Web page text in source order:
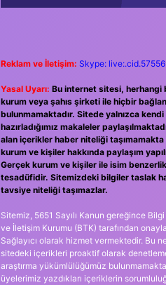
Reklam ve İletişim: Skype:
Yasal Uyarı: Bu internet sitesi, herhangi
kurum veya şahıs şirketi ile hiçbir
bulunmamaktadır. Sitede yalnızca kendi
hazırladığımız makaleler
alan içerikler haber niteliği
kurum ve kişiler hakkında paylaşım
Gerçek kurum ve kişiler ile isim
tesadüfidir. Sitemizdeki bilgiler taslak
tavsiye niteliği taşımazlar.
Sitemiz, 5651 Sayılı Kanun gereğince
ve İletişim Kurumu (BTK) tarafından
Sağlayıcı olarak hizmet vermektedir. Bu
sitedeki içerikleri proaktif olarak
araştırma yükümlülüğümüz
üyelerimiz yazdıkları içeriklerin